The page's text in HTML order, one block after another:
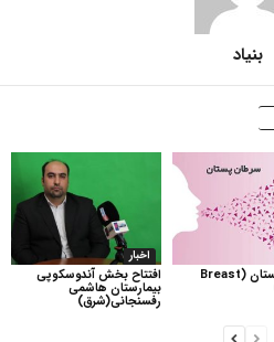
بنیاد
اخبار
افتتاح بخش آندوسکوپی
بیمارستان هاشمی
رفسنجانی(شرق)
سرطان پستان (Breast